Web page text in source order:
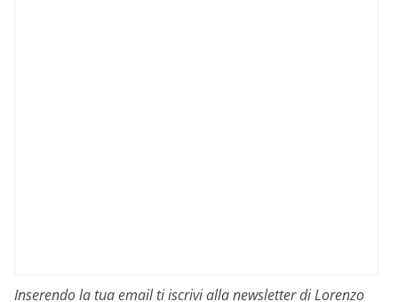
Inserendo la tua email ti iscrivi alla newsletter di Lorenzo